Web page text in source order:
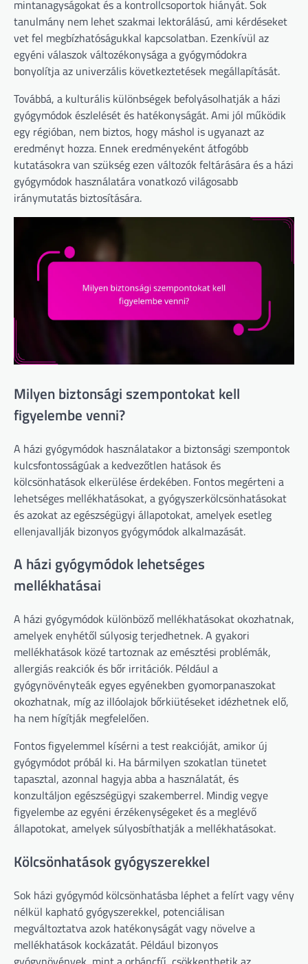
mintanagyságokat és a kontrollcsoportok hiányát. Sok
tanulmány nem lehet szakmai lektorálású, ami kérdéseket
vet fel megbízhatóságukkal kapcsolatban. Ezenkívül az
egyéni válaszok változékonysága a gyógymódokra
bonyolítja az univerzális következtetések megállapítását.
Továbbá, a kulturális különbségek befolyásolhatják a házi
gyógymódok észlelését és hatékonyságát. Ami jól működik
egy régióban, nem biztos, hogy máshol is ugyanazt az
eredményt hozza. Ennek eredményeként átfogóbb
kutatásokra van szükség ezen változók feltárására és a házi
gyógymódok használatára vonatkozó világosabb
iránymutatás biztosítására.
Milyen biztonsági szempontokat kell
figyelembe venni?
A házi gyógymódok használatakor a biztonsági szempontok
kulcsfontosságúak a kedvezőtlen hatások és
kölcsönhatások elkerülése érdekében. Fontos megérteni a
lehetséges mellékhatásokat, a gyógyszerkölcsönhatásokat
és azokat az egészségügyi állapotokat, amelyek esetleg
ellenjavallják bizonyos gyógymódok alkalmazását.
A házi gyógymódok lehetséges
mellékhatásai
A házi gyógymódok különböző mellékhatásokat okozhatnak,
amelyek enyhétől súlyosig terjedhetnek. A gyakori
mellékhatások közé tartoznak az emésztési problémák,
allergiás reakciók és bőr irritációk. Például a
gyógynövényteák egyes egyénekben gyomorpanaszokat
okozhatnak, míg az illóolajok bőrkiütéseket idézhetnek elő,
ha nem hígítják megfelelően.
Fontos figyelemmel kísérni a test reakcióját, amikor új
gyógymódot próbál ki. Ha bármilyen szokatlan tünetet
tapasztal, azonnal hagyja abba a használatát, és
konzultáljon egészségügyi szakemberrel. Mindig vegye
figyelembe az egyéni érzékenységeket és a meglévő
állapotokat, amelyek súlyosbíthatják a mellékhatásokat.
Kölcsönhatások gyógyszerekkel
Sok házi gyógymód kölcsönhatásba léphet a felírt vagy vény
nélkül kapható gyógyszerekkel, potenciálisan
megváltoztatva azok hatékonyságát vagy növelve a
mellékhatások kockázatát. Például bizonyos